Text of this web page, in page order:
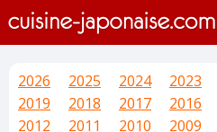
2026 2025 2024 2023
2019
2018 2017 2016
2012
2011 2010 2009